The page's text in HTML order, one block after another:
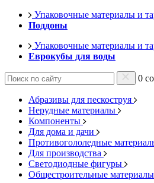
Упаковочные материалы и
Поддоны
Упаковочные материалы и
Еврокубы для воды
0
Абразивы для пескоструя
Нерудные материалы
Компоненты
Для дома и дачи
Противогололедные
Для производства
Светодиодные фигуры
Общестроительные материалы